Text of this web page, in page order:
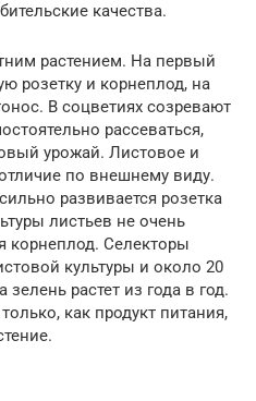
качества.
растением. На первый
розетку и корнеплод, на
В соцветиях созревают
рассеваться,
урожай. Листовое и
по внешнему виду.
развивается розетка
листьев не очень
корнеплод. Селекторы
культуры и около 20
растет из года в год.
как продукт питания,